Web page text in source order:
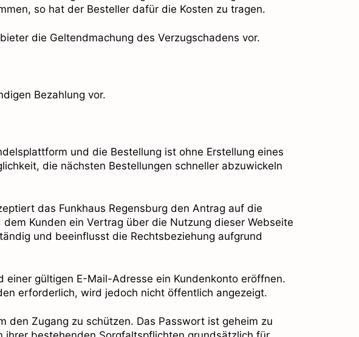
so hat der Besteller dafür die Kosten zu tragen.
die Geltendmachung des Verzugschadens vor.
Bezahlung vor.
und die Bestellung ist ohne Erstellung eines
die nächsten Bestellungen schneller abzuwickeln
das Funkhaus Regensburg den Antrag auf die
Kunden ein Vertrag über die Nutzung dieser Webseite
und beeinflusst die Rechtsbeziehung aufgrund
gültigen E-Mail-Adresse ein Kundenkonto eröffnen.
erforderlich, wird jedoch nicht öffentlich angezeigt.
den Zugang zu schützen. Das Passwort ist geheim zu